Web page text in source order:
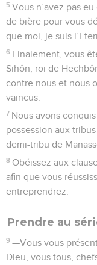
5 Vous n’avez pas
de bière pour vous
que moi, je suis
6 Finalement, vous
Sihôn, roi de
contre nous et nous
vaincus.
7 Nous avons
possession aux
demi-tribu de
8 Obéissez aux
afin que vous
entreprendrez.
Prendre au
9 —Vous vous
Dieu, vous tous,